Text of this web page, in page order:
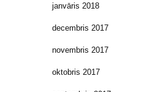
janvāris 2018
decembris 2017
novembris 2017
oktobris 2017